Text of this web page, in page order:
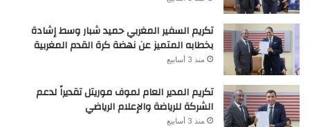
تكريم السفير المغربي حميد شبار وسط إشادة
بخطابه المتميز عن نهضة كرة القدم المغربية
منذ 3 أسابيع
تكريم المدير العام لموف موريتل تقديراً لدعم
الشركة للرياضة والإعلام الرياضي
منذ 3 أسابيع